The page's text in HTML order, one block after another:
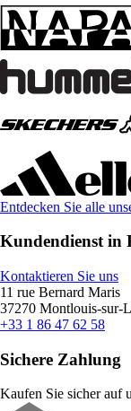
Entdecken Sie alle
Kundendienst in
Kontaktieren Sie uns
11 rue Bernard Maris
37270 Montlouis-sur-
+33 1 86 47 62 58
Sichere Zahlung
Kaufen Sie sicher auf